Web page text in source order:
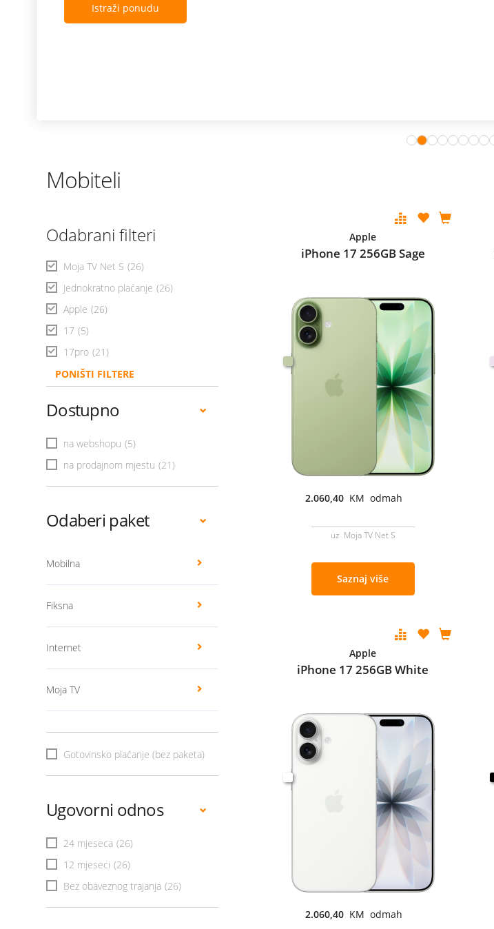
Istraži ponudu
Mobiteli
Odabrani filteri
Moja TV Net S (26)
Jednokratno plaćanje (26)
Apple (26)
17 (5)
17pro (21)
PONIŠTI FILTERE
Dostupno
na webshopu (5)
na prodajnom mjestu (21)
Odaberi paket
Mobilna
Fiksna
Internet
Moja TV
Gotovinsko plaćanje (bez paketa)
Ugovorni odnos
24 mjeseca (26)
12 mjeseci (26)
Bez obaveznog trajanja (26)
Apple
iPhone 17 256GB Sage
2.060,40 KM odmah
uz Moja TV Net S
Saznaj više
Apple
iPhone 17 256GB White
2.060,40 KM odmah